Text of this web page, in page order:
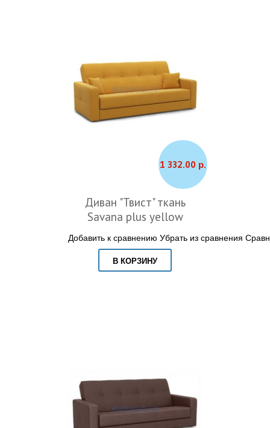
1 332.00 р.
Диван "Твист" ткань
Savana plus yellow
Добавить к сравнению Убрать из сравнения
В КОРЗИНУ